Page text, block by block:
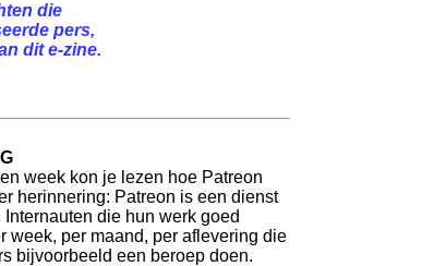
die
pers,
dit e-zine.
week kon je lezen hoe Patreon
herinnering: Patreon is een dienst
die hun werk goed
week, per maand, per aflevering die
bijvoorbeeld een beroep doen.